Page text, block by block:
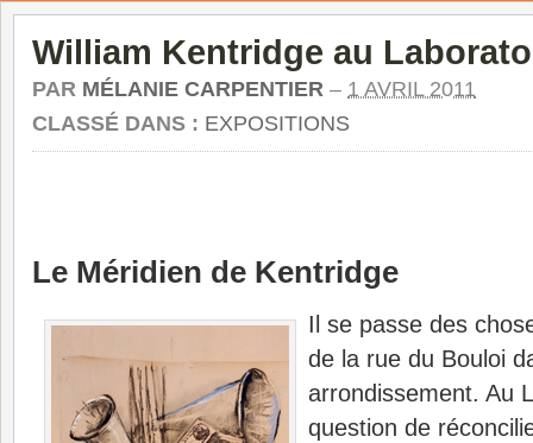
William Kentridge au
PAR MÉLANIE CARPENTIER – 1 AVRIL 2011
CLASSÉ DANS : EXPOSITIONS
Le Méridien de Kentridge
Il se passe des
de la rue du Bouloi
arrondissement. Au
question de